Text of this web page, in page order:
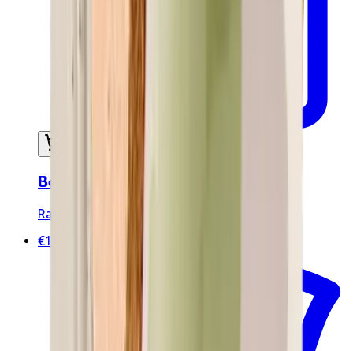
Bananenzaden in een groeipot
Radis et Capucine
€19.90